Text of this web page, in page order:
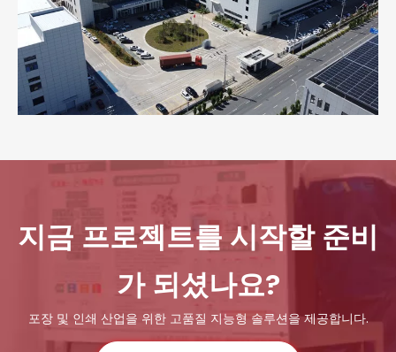
지금 프로젝트를 시작할 준비
가 되셨나요?
포장 및 인쇄 산업을 위한 고품질 지능형 솔루션을 제공합니다.